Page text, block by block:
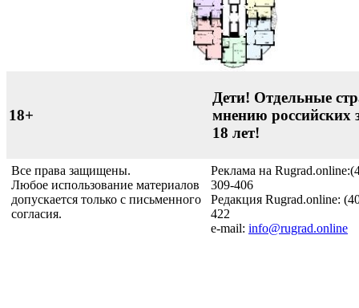
18+
Дети! Отдельные
мнению российских
18 лет!
Все права защищены.
Любое использование материалов
допускается только с письменного
согласия.
Реклама на
309-406
Редакция Rugrad.online:
422
e-mail: info@rugrad.online